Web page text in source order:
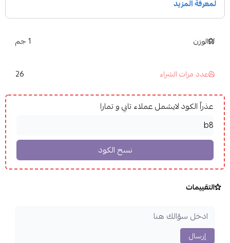
الوزن 1 جم
عدد مرات الشراء 26
عذراً الكود لايشمل عملاء تابي و تمارا
التقييمات
إرسال